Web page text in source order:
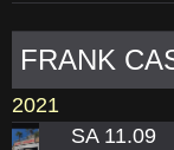
FRANK
2021
SA 11.09